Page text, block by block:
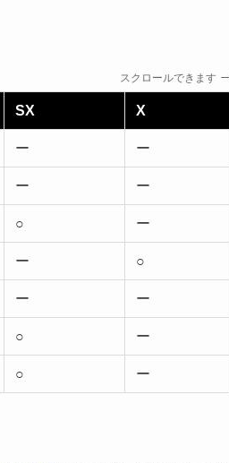
スクロールできます
SX X
ー ー
ー ー
○ ー
ー ○
ー ー
○ ー
○ ー